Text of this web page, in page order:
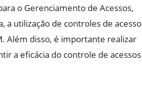
o Gerenciamento de Acessos,
a utilização de controles de acesso
Além disso, é importante realizar
a eficácia do controle de acessos